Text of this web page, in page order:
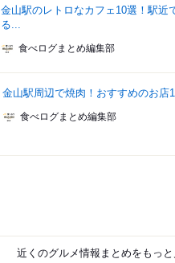
金山駅のレトロなカフェ10選！駅近
る...
食べログまとめ編集部
金山駅周辺で焼肉！おすすめのお店
食べログまとめ編集部
近くのグルメ情報まとめをもっと